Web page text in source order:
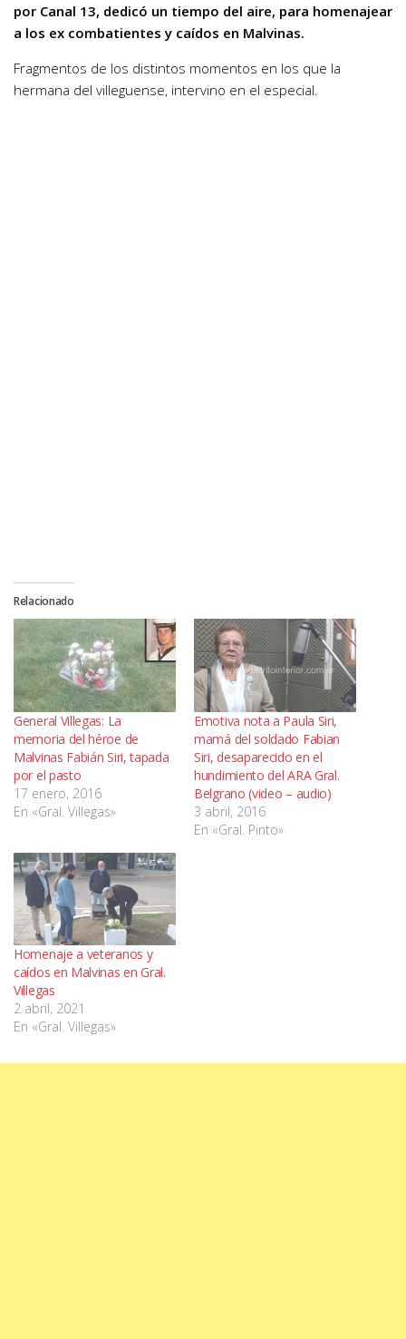
por Canal 13, dedicó un tiempo del aire, para homenajear
a los ex combatientes y caídos en Malvinas.
Fragmentos de los distintos momentos en los que la
hermana del villeguense, intervino en el especial.
Relacionado
General Villegas: La
memoria del héroe de
Malvinas Fabián Siri, tapada
por el pasto
17 enero, 2016
En «Gral. Villegas»
Emotiva nota a Paula Siri,
mamá del soldado Fabian
Siri, desaparecido en el
hundimiento del ARA Gral.
Belgrano (video – audio)
3 abril, 2016
En «Gral. Pinto»
Homenaje a veteranos y
caídos en Malvinas en Gral.
Villegas
2 abril, 2021
En «Gral. Villegas»